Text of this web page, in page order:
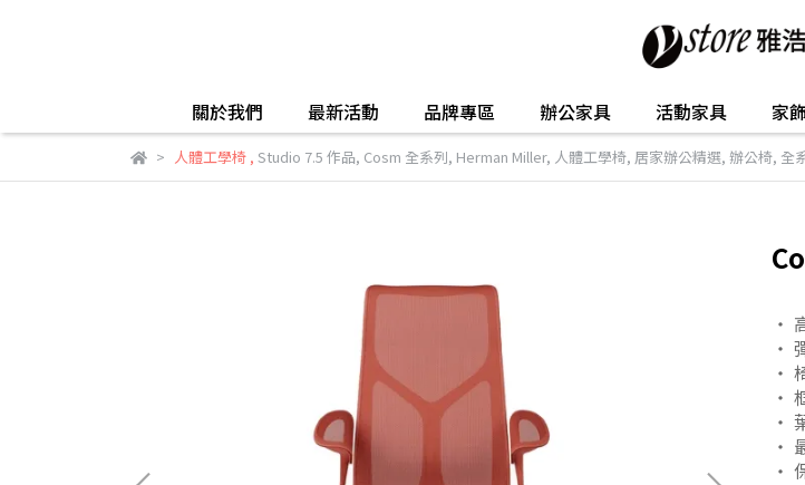
關於我們 最新活動 品牌專區 辦公家具 活動家具 家
人體工學椅, Studio 7.5 作品, Cosm 全系列, Herman Miller, 人體工學椅, 居家辦公精選, 辦公椅, 全
・
・
・
・
・
・
・